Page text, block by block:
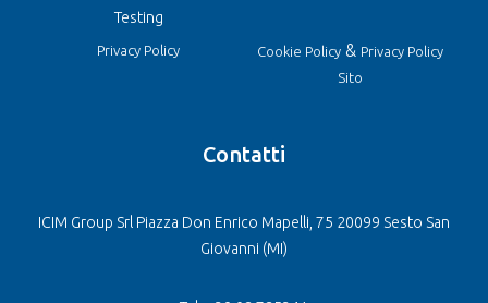
Testing
Privacy Policy Cookie Policy& Privacy Policy
Sito
Contatti
ICIM Group Srl Piazza Don Enrico Mapelli, 75 20099 Sesto San
Giovanni (MI)